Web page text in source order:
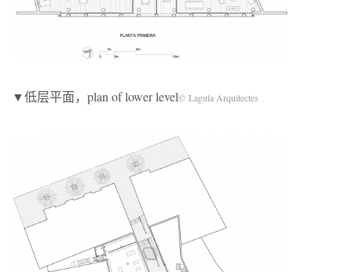
▼低层平面，plan of lower level© Lagula Arquitectes